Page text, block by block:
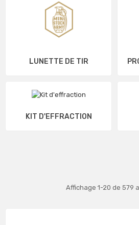
LUNETTE DE TIR
KIT D'EFFRACTION
Affichage 1-20 de 579